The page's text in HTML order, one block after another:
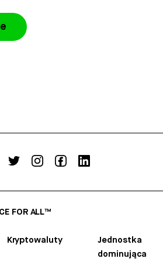
FOR ALL™
Kryptowaluty
Jednostka
dominująca